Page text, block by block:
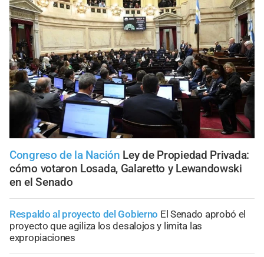
Congreso de la Nación Ley de Propiedad Privada:
cómo votaron Losada, Galaretto y Lewandowski
en el Senado
Respaldo al proyecto del Gobierno El Senado aprobó el
proyecto que agiliza los desalojos y limita las
expropiaciones